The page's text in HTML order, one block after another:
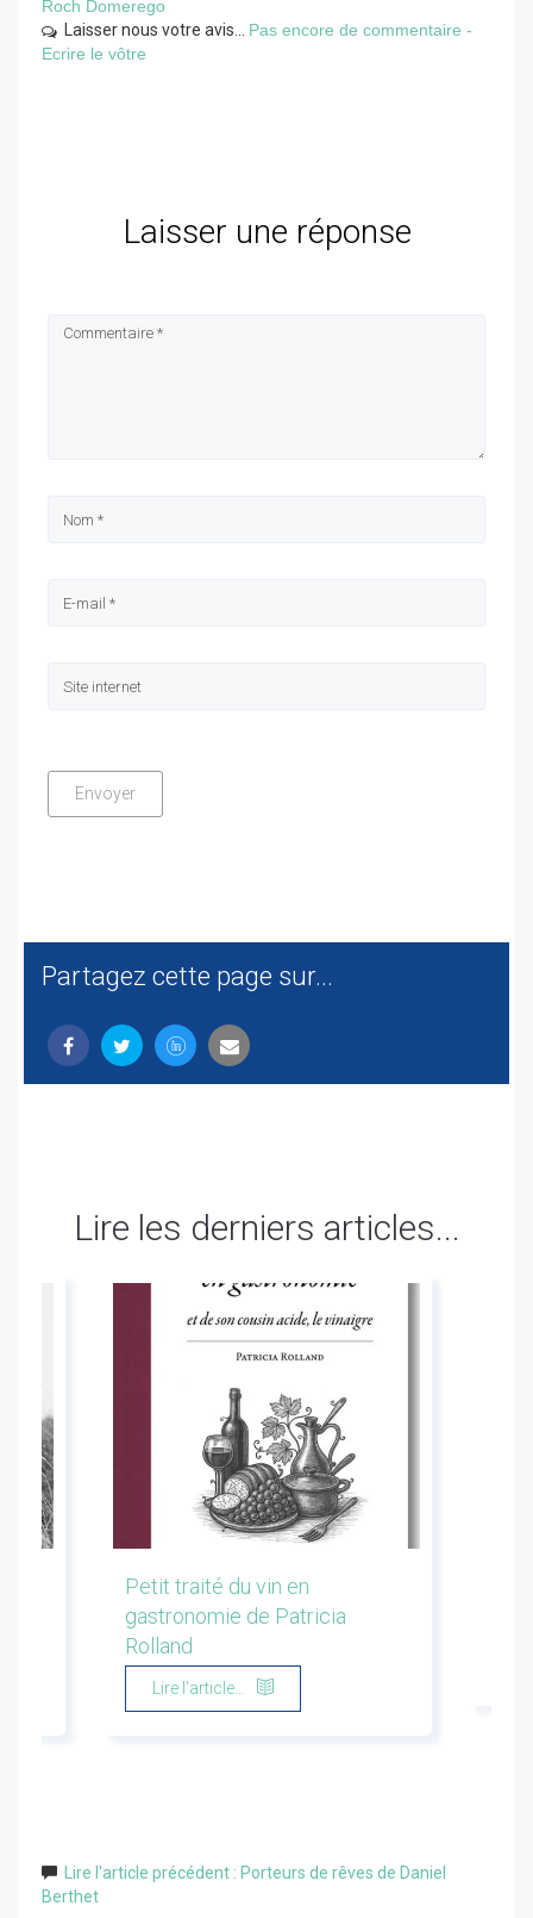
Roch Domerego
Laisser nous votre avis... Pas encore de commentaire -
Ecrire le vôtre
Laisser une réponse
Partagez cette page sur...
Lire les derniers articles...
Petit traité du vin en
gastronomie de Patricia
Rolland
Lire l'article...
Lire l'article précédent : Porteurs de rêves de Daniel
Berthet